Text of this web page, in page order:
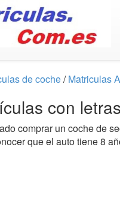
de coche/Matriculas
con
comprar un coche de
que el auto tiene 8